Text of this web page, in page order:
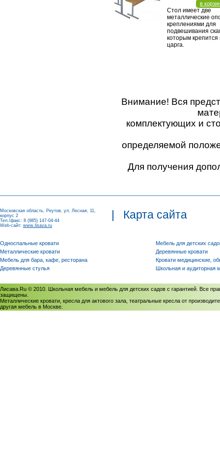
в
Стол имеет две
металлические
креплениями для
подвешивания
которым
царга.
Внимание! Вся
комплектующих и
определяемой
Для получения
Московская область, Реутов, ул. Лесная, 11,
корпус 2
Тел./факс: 8 (985) 147-04-44
Web-сайт: www.lisava.ru
| Карта сайта
Односпальные кровати
Металлические кровати
Мебель для бара, кафе, ресторана
Деревянные стулья
Мебель для детских
Деревянные кровати
Кровати медицинские,
Школьная и аудиторная
Лисава.Ru © 2010. Школьная мебель и мебель для детских садов с гарантией. Все
защищены.
Металлические кровати, кресла для актового зала, театральные кресла от
другая мебель в Москве.
Политика использования cookies/Соглашение на обработку персональных данных